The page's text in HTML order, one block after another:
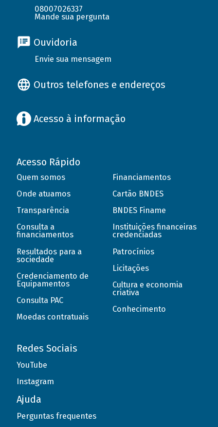
08007026337
Mande sua pergunta
Ouvidoria
Envie sua mensagem
Outros telefones e endereços
Acesso à informação
Acesso Rápido
Quem somos
Onde atuamos
Transparência
Consulta a
financiamentos
Resultados para a
sociedade
Credenciamento de
Equipamentos
Consulta PAC
Moedas contratuais
Financiamentos
Cartão BNDES
BNDES Finame
Instituições financeiras
credenciadas
Patrocínios
Licitações
Cultura e economia
criativa
Conhecimento
Redes Sociais
YouTube
Instagram
Ajuda
Perguntas frequentes